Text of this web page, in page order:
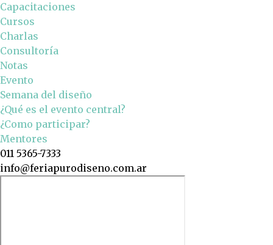
Capacitaciones
Cursos
Charlas
Consultoría
Notas
Evento
Semana del diseño
¿Qué es el evento central?
¿Como participar?
Mentores
011 5365-7333
info@feriapurodiseno.com.ar